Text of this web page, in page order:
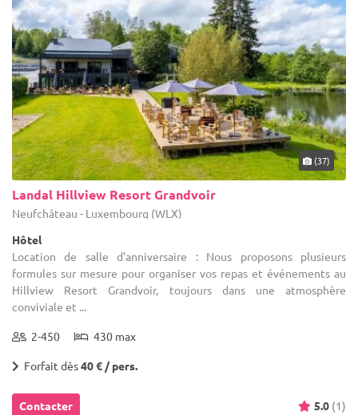
(37)
Landal Hillview Resort Grandvoir
Neufchâteau - Luxembourg (WLX)
Hôtel
Location de salle d'anniversaire : Nous proposons plusieurs
formules sur mesure pour organiser vos repas et événements au
Hillview Resort Grandvoir, toujours dans une atmosphère
conviviale et ...
2-450 430 max
Forfait dès40 € / pers.
Contacter 5.0 (1)